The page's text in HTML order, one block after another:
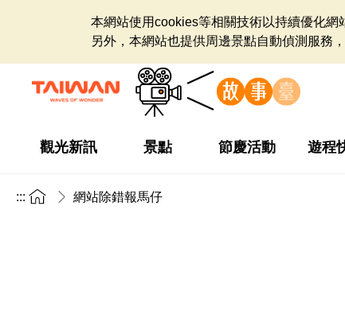
本網站使用cookies等相關技術以持續優化網
另外，本網站也提供周邊景點自動偵測服務
觀光新訊 景點 節慶活動 遊程
::: 網站除錯報馬仔